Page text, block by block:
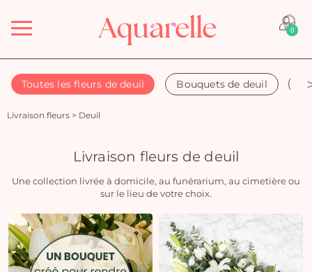
Menu 0
Toutes les fleurs de deuil Bouquets de deuil
Livraison fleurs > Deuil
Livraison fleurs de deuil
Une collection livrée à domicile, au funérarium, au cimetière ou
sur le lieu de votre choix.